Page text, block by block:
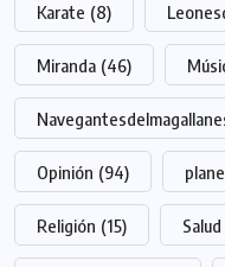
Karate (8)
Miranda (46)
Opinión (94)
Religión (15) Salud